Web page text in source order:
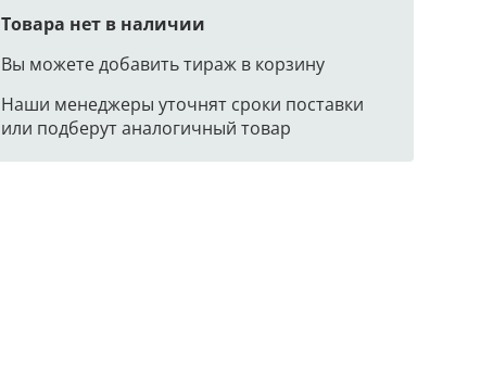
Товара нет в наличии
Вы можете добавить тираж в корзину
Наши менеджеры уточнят сроки поставки
или подберут аналогичный товар